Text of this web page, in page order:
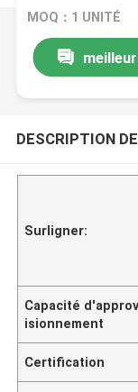
compresseur
MOQ：1 UNITÉ
DESCRIPTION
Surligner:
Capacité d'approv
isionnement
Certification